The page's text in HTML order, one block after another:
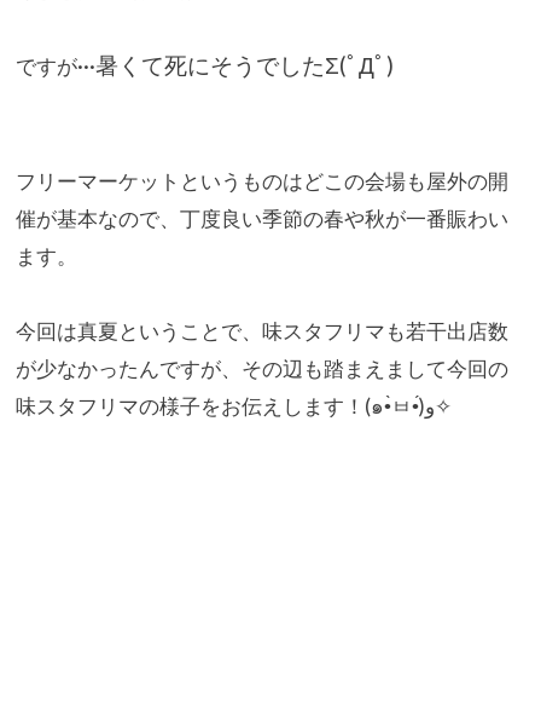
ですが···暑くて死にそうでしたΣ(ﾟДﾟ)
フリーマーケットというものはどこの会場も屋外の開
催が基本なので、丁度良い季節の春や秋が一番賑わい
ます。
今回は真夏ということで、 味スタフリマも若干出店数
が少なかったんですが、 その辺も踏まえまして今回の
味スタフリマの様子をお伝えします！
(๑•̀ㅂ•́)و✧